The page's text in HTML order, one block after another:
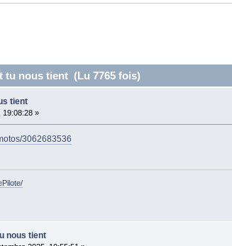
tu nous tient (Lu 7765 fois)
tient
19:08:28 »
3062683536
nous tient